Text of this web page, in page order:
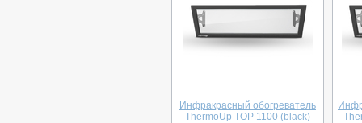
Инфракрасный обогреватель
ThermoUp TOP 1100 (black)